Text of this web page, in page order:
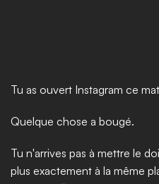
Tu as ouvert Instagram ce
Quelque chose a bougé.
Tu n'arrives pas à mettre le
plus exactement à la même